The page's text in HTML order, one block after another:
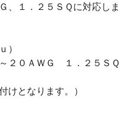
、１．２５ＳＱに対応しま
）
２０ＡＷＧ １．２５ＳＱ
けとなります。）